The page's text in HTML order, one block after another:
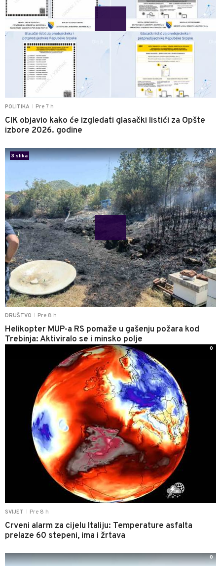
POLITIKA Pre 7 h
CIK objavio kako će izgledati glasački listići za Opšte
izbore 2026. godine
DRUŠTVO Pre 8 h
Helikopter MUP-a RS pomaže u gašenju požara kod
Trebinja: Aktiviralo se i minsko polje
3 slika
0
SVIJET Pre 8 h
Crveni alarm za cijelu Italiju: Temperature asfalta
prelaze 60 stepeni, ima i žrtava
0
0